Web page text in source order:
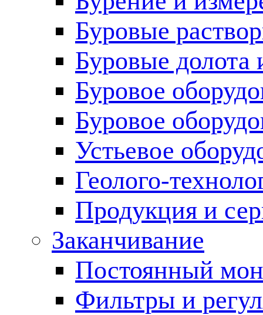
Буровые
Буровые долота
Буровое
Буровое
Устьевое
Геолого-
Продукция и
Заканчивание
Постоянный
Фильтры и